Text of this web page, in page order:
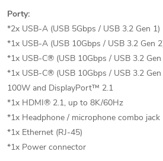
Porty:
*2x USB-A (USB 5Gbps / USB 3.2 Gen 1)
*1x USB-A (USB 10Gbps / USB 3.2 Gen
*1x USB-C® (USB 10Gbps / USB 3.2
*1x USB-C® (USB 10Gbps / USB 3.2
100W and DisplayPort™ 2.1
*1x HDMI® 2.1, up to 8K/60Hz
*1x Headphone / microphone combo jack
*1x Ethernet (RJ-45)
*1x Power connector